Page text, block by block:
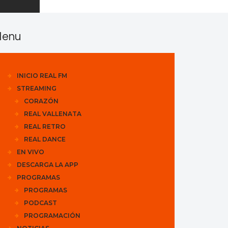
INICIO REAL FM
STREAMING
CORAZÓN
REAL VALLENATA
REAL RETRO
REAL DANCE
EN VIVO
DESCARGA LA APP
PROGRAMAS
PROGRAMAS
PODCAST
PROGRAMACIÓN